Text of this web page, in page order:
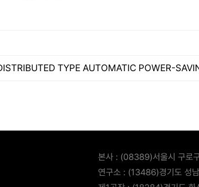
TYPE AUTOMATIC POWER-
본사 : (08389)서울시 구로
연구소 : (13486)경기도 성